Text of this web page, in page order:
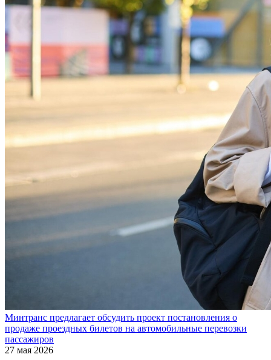
Минтранс предлагает обсудить проект постановления о
продаже проездных билетов на автомобильные перевозки
пассажиров
27 мая 2026